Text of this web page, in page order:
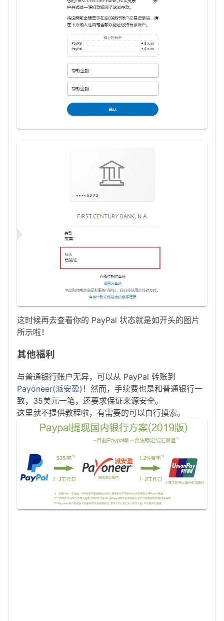
这时候再去查看你的 PayPal 状态就是如开头的图片
所示啦！
其他福利
与普通银行账户无异，可以从 PayPal 转账到
Payoneer(派安盈) ！然而，手续费也是和普通银行一
致，35美元一笔，还要求保证来源安全。
这里就不提供教程啦，有需要的可以自行摸索。